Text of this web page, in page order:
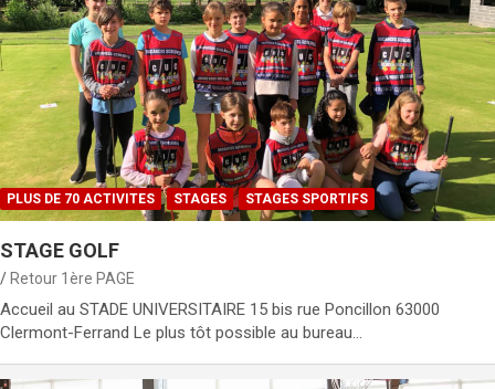
PLUS DE 70 ACTIVITES STAGES STAGES SPORTIFS
STAGE GOLF
Retour 1ère PAGE
Accueil au STADE UNIVERSITAIRE 15 bis rue Poncillon 63000
Clermont-Ferrand Le plus tôt possible au bureau…